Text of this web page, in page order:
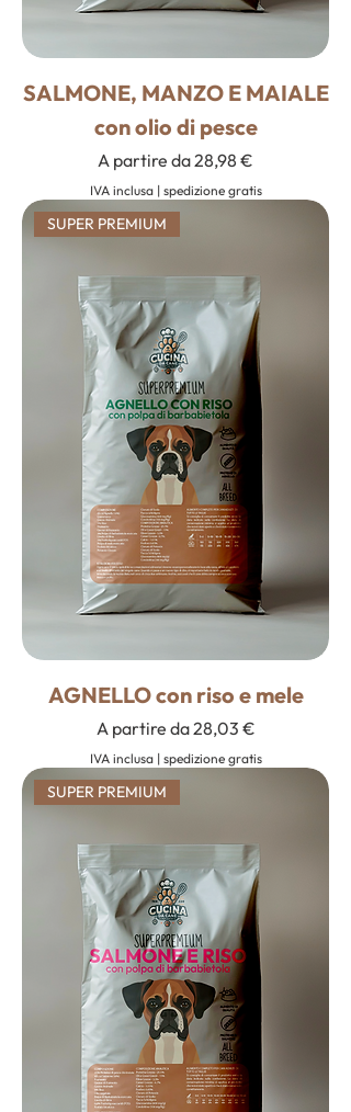
SALMONE, MANZO E MAIALE
con olio di pesce
A partire da28,98 €
Prezzo scontato
IVA inclusa| spedizione gratis
SUPER PREMIUM
AGNELLO con riso e mele
A partire da28,03 €
Prezzo scontato
IVA inclusa| spedizione gratis
SUPER PREMIUM